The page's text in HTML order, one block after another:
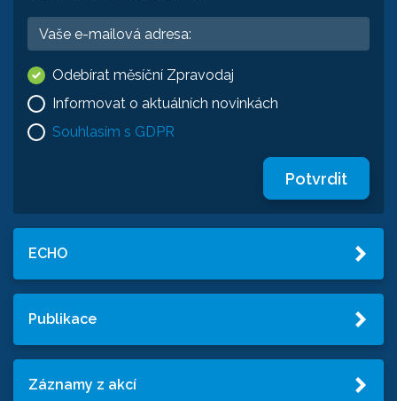
Odebírat měsíční Zpravodaj
Informovat o aktuálních novinkách
Souhlasím s GDPR
Potvrdit
ECHO
Publikace
Záznamy z akcí